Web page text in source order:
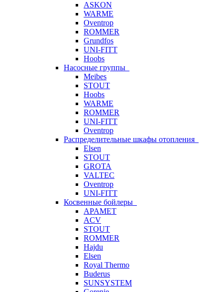
ASKON
WARME
Oventrop
ROMMER
Grundfos
UNI-FITT
Hoobs
Насосные группы
Meibes
STOUT
Hoobs
WARME
ROMMER
UNI-FITT
Oventrop
Распределительные шкафы отопления
Elsen
STOUT
GROTA
VALTEC
Oventrop
UNI-FITT
Косвенные бойлеры
APAMET
ACV
STOUT
ROMMER
Hajdu
Elsen
Royal Thermo
Buderus
SUNSYSTEM